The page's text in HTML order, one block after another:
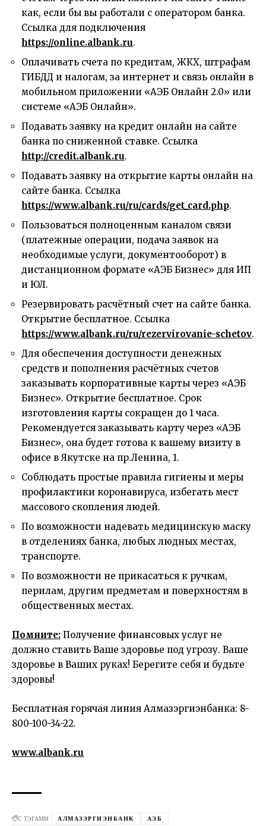
как, если бы вы работали с оператором банка.
Ссылка для подключения
https://online.albank.ru.
Оплачивать счета по кредитам, ЖКХ, штрафам
ГИБДД и налогам, за интернет и связь онлайн в
мобильном приложении «АЭБ Онлайн 2.0» или
системе «АЭБ Онлайн».
Подавать заявку на кредит онлайн на сайте
банка по сниженной ставке. Ссылка
http://credit.albank.ru.
Подавать заявку на открытие карты онлайн на
сайте банка. Ссылка
https://www.albank.ru/ru/cards/get_card.php.
Пользоваться полноценным каналом связи
(платежные операции, подача заявок на
необходимые услуги, документооборот) в
дистанционном формате «АЭБ Бизнес» для ИП
и ЮЛ.
Резервировать расчётный счет на сайте банка.
Открытие бесплатное. Ссылка
https://www.albank.ru/ru/rezervirovanie-schetov.
Для обеспечения доступности денежных
средств и пополнения расчётных счетов
заказывать корпоративные карты через «АЭБ
Бизнес». Открытие бесплатное. Срок
изготовления карты сокращен до 1 часа.
Рекомендуется заказывать карту через «АЭБ
Бизнес», она будет готова к вашему визиту в
офисе в Якутске на пр.Ленина, 1.
Соблюдать простые правила гигиены и меры
профилактики коронавируса, избегать мест
массового скопления людей.
По возможности надевать медицинскую маску
в отделениях банка, любых людных местах,
транспорте.
По возможности не прикасаться к ручкам,
перилам, другим предметам и поверхностям в
общественных местах.
Помните: Получение финансовых услуг не
должно ставить Ваше здоровье под угрозу. Ваше
здоровье в Ваших руках! Берегите себя и будьте
здоровы!
Бесплатная горячая линия Алмазэргиэнбанка: 8-
800-100-34-22.
www.albank.ru
С ТЭГАМИ: АЛМАЗЭРГИЭНБАНК
АЭБ